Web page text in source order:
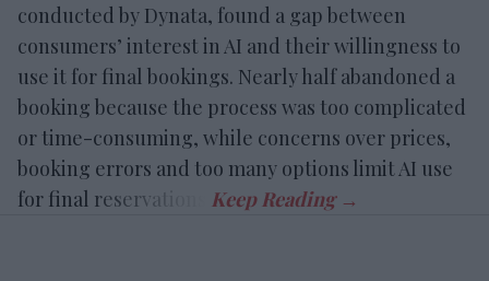
conducted by Dynata, found a gap between
consumers’ interest in AI and their willingness to
use it for final bookings. Nearly half abandoned a
booking because the process was too complicated
or time-consuming, while concerns over prices,
booking errors and too many options limit AI use
for final reservations.